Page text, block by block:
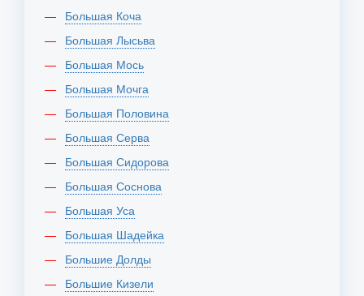
Большая Коча
Большая Лысьва
Большая Мось
Большая Мочга
Большая Половина
Большая Серва
Большая Сидорова
Большая Соснова
Большая Уса
Большая Шадейка
Большие Долды
Большие Кизели